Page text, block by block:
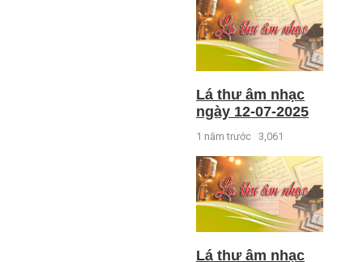
Lá thư âm nhạc
ngày 12-07-2025
1 năm trước 3,061
Lá thư âm nhạc